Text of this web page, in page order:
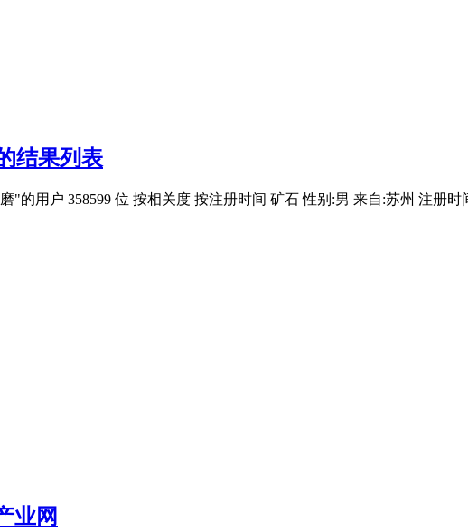
结果列表
的用户 358599 位 按相关度 按注册时间 矿石 性别:男 来自:苏州 注册时
业网